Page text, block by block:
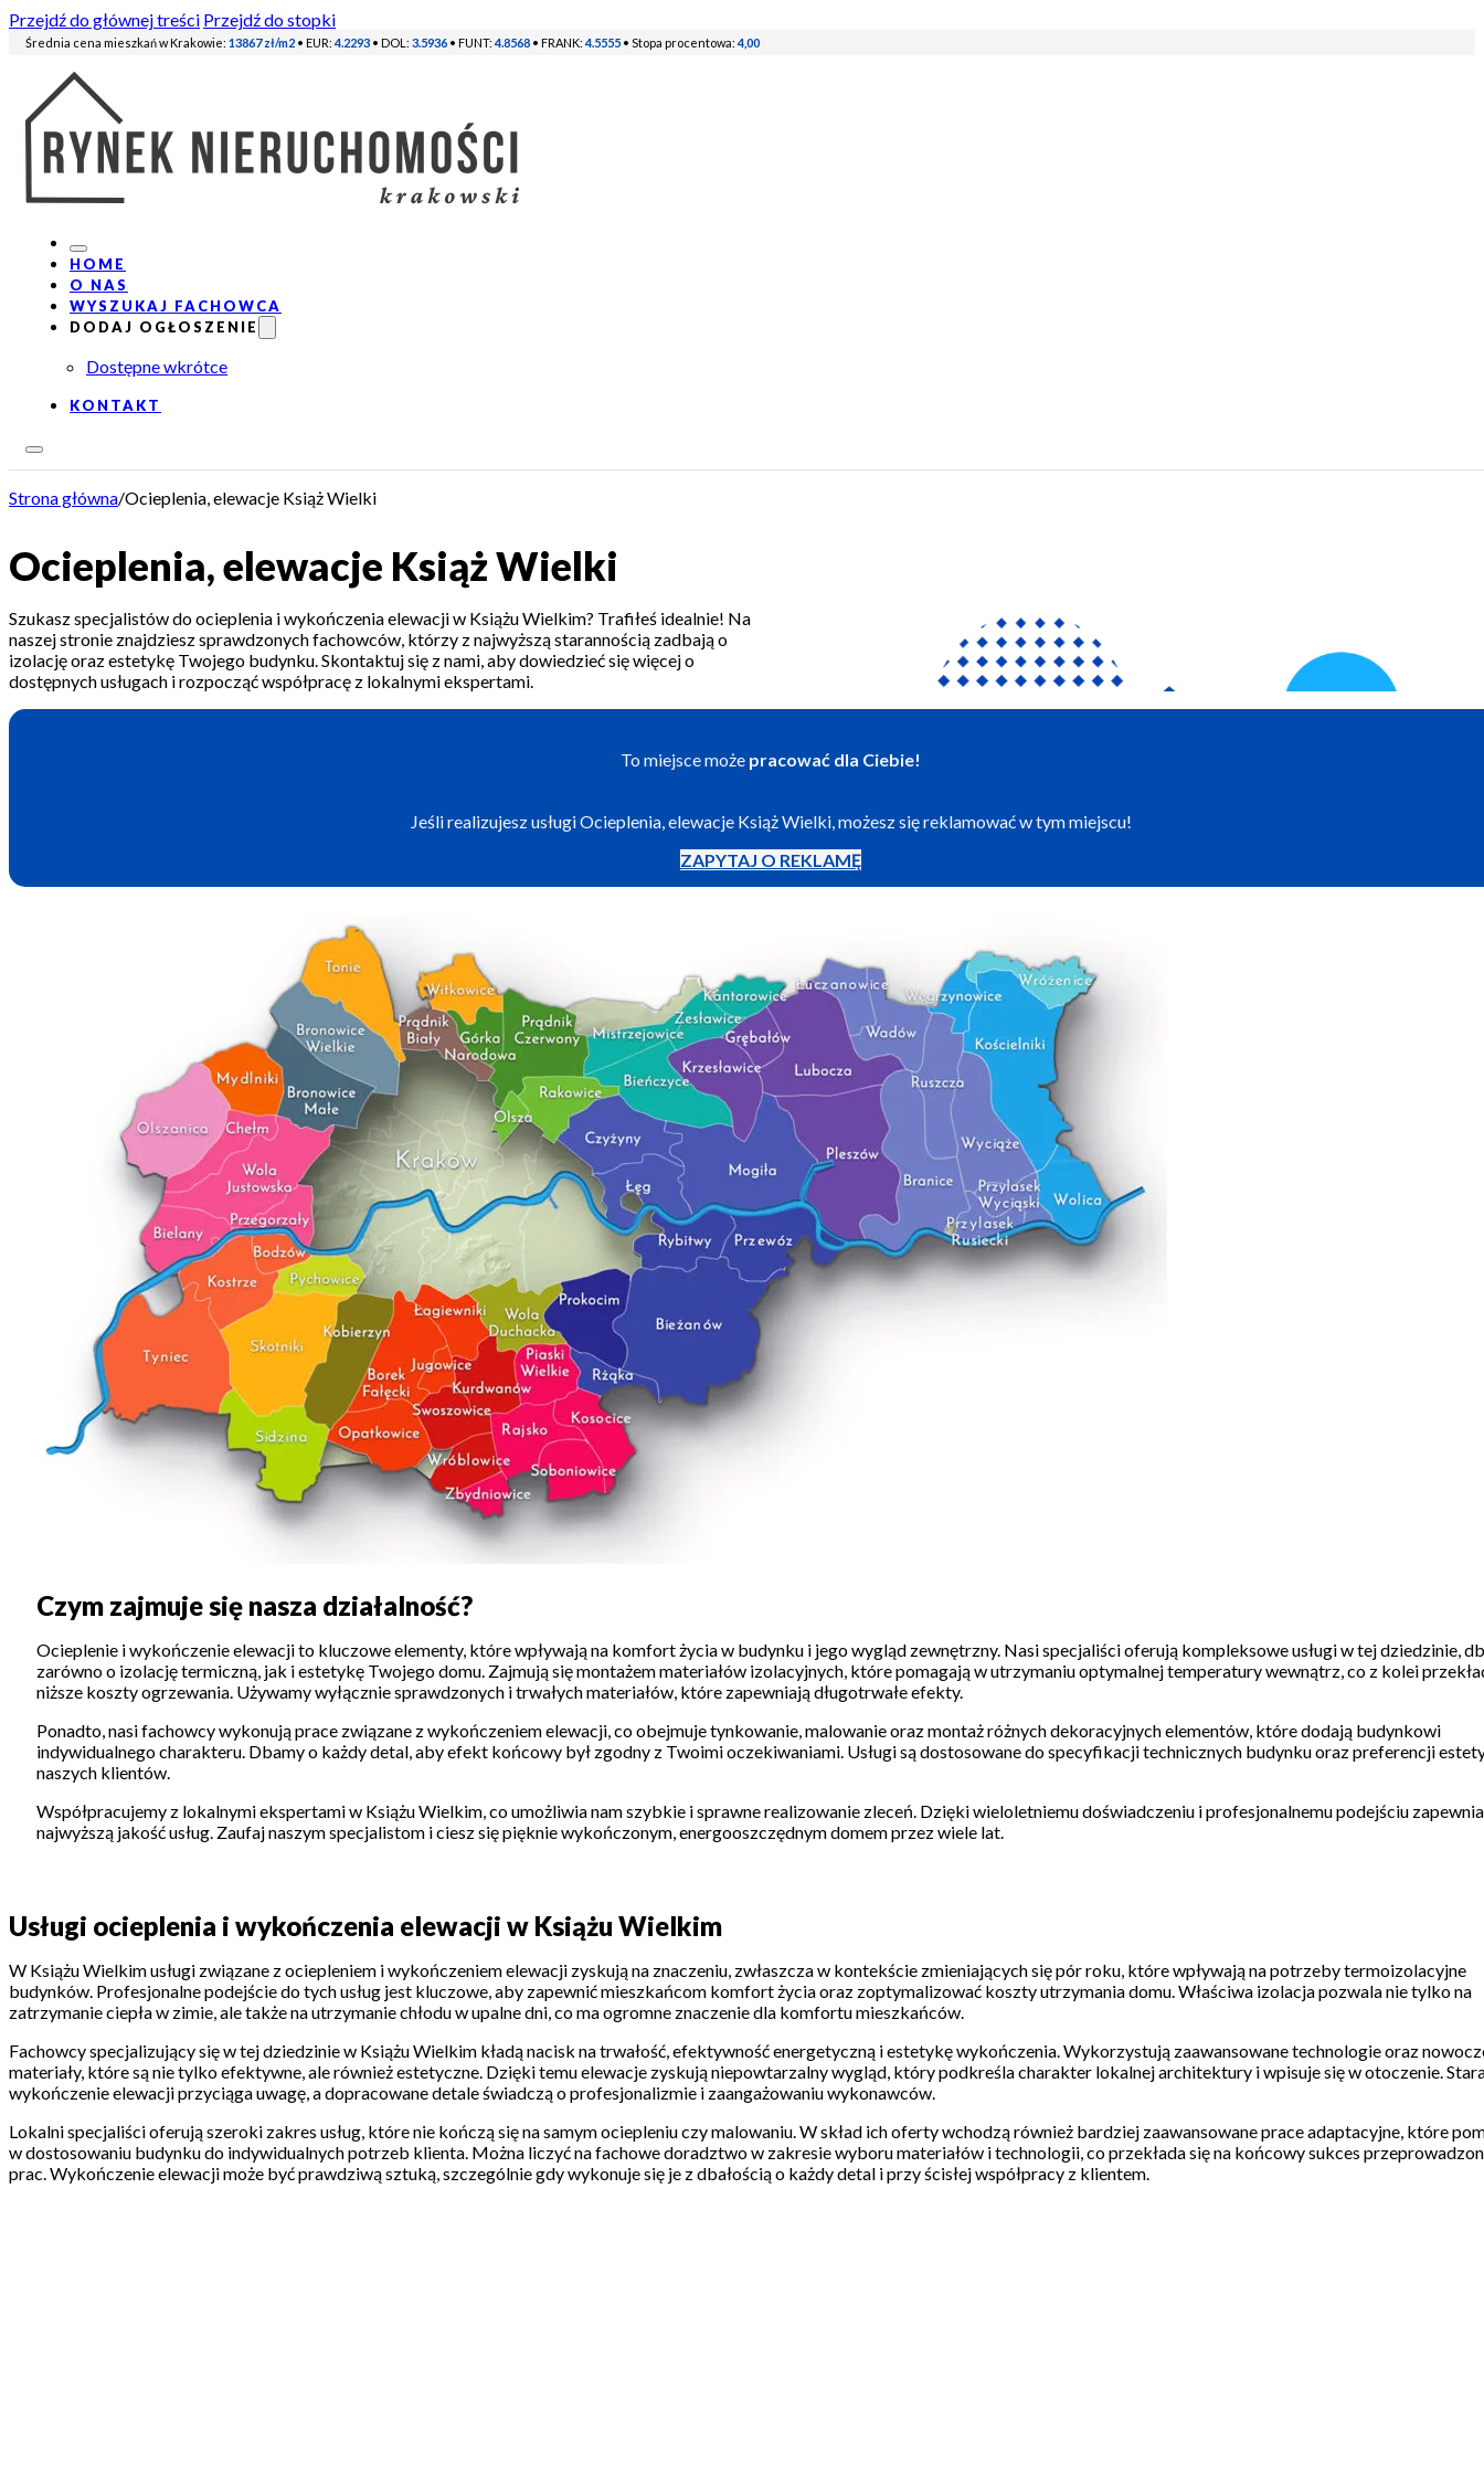
Przejdź do głównej treści Przejdź do stopki
Średnia cena mieszkań w Krakowie: 13867 zł/m2 • EUR: 4.2293 • DOL: 3.5936 • FUNT: 4.8568 • FRANK: 4.5555 • Stopa procentowa: 4,00
HOME
O NAS
WYSZUKAJ FACHOWCA
DODAJ OGŁOSZENIE
Dostępne wkrótce
KONTAKT
Strona główna/Ocieplenia, elewacje Książ Wielki
Ocieplenia, elewacje Książ Wielki
Szukasz specjalistów do ocieplenia i wykończenia elewacji w Książu Wielkim? Trafiłeś idealnie! Na
naszej stronie znajdziesz sprawdzonych fachowców, którzy z najwyższą starannością zadbają o
izolację oraz estetykę Twojego budynku. Skontaktuj się z nami, aby dowiedzieć się więcej o
dostępnych usługach i rozpocząć współpracę z lokalnymi ekspertami.
To miejsce może pracować dla Ciebie!
Jeśli realizujesz usługi Ocieplenia, elewacje Książ Wielki, możesz się reklamować w tym miejscu!
ZAPYTAJ O REKLAMĘ
Czym zajmuje się nasza działalność?
Ocieplenie i wykończenie elewacji to kluczowe elementy, które wpływają na komfort życia w budynku i jego wygląd zewnętrzny. Nasi specjaliści oferują kompleksowe usługi w tej dziedzinie,
zarówno o izolację termiczną, jak i estetykę Twojego domu. Zajmują się montażem materiałów izolacyjnych, które pomagają w utrzymaniu optymalnej temperatury wewnątrz, co z kolei
niższe koszty ogrzewania. Używamy wyłącznie sprawdzonych i trwałych materiałów, które zapewniają długotrwałe efekty.
Ponadto, nasi fachowcy wykonują prace związane z wykończeniem elewacji, co obejmuje tynkowanie, malowanie oraz montaż różnych dekoracyjnych elementów, które dodają budynkowi
indywidualnego charakteru. Dbamy o każdy detal, aby efekt końcowy był zgodny z Twoimi oczekiwaniami. Usługi są dostosowane do specyfikacji technicznych budynku oraz preferencji
naszych klientów.
Współpracujemy z lokalnymi ekspertami w Książu Wielkim, co umożliwia nam szybkie i sprawne realizowanie zleceń. Dzięki wieloletniemu doświadczeniu i profesjonalnemu podejściu
najwyższą jakość usług. Zaufaj naszym specjalistom i ciesz się pięknie wykończonym, energooszczędnym domem przez wiele lat.
Usługi ocieplenia i wykończenia elewacji w Książu Wielkim
W Książu Wielkim usługi związane z ociepleniem i wykończeniem elewacji zyskują na znaczeniu, zwłaszcza w kontekście zmieniających się pór roku, które wpływają na potrzeby termoizolacyjne
budynków. Profesjonalne podejście do tych usług jest kluczowe, aby zapewnić mieszkańcom komfort życia oraz zoptymalizować koszty utrzymania domu. Właściwa izolacja pozwala nie tylko na
zatrzymanie ciepła w zimie, ale także na utrzymanie chłodu w upalne dni, co ma ogromne znaczenie dla komfortu mieszkańców.
Fachowcy specjalizujący się w tej dziedzinie w Książu Wielkim kładą nacisk na trwałość, efektywność energetyczną i estetykę wykończenia. Wykorzystują zaawansowane technologie oraz
materiały, które są nie tylko efektywne, ale również estetyczne. Dzięki temu elewacje zyskują niepowtarzalny wygląd, który podkreśla charakter lokalnej architektury i wpisuje się w otoczenie.
wykończenie elewacji przyciąga uwagę, a dopracowane detale świadczą o profesjonalizmie i zaangażowaniu wykonawców.
Lokalni specjaliści oferują szeroki zakres usług, które nie kończą się na samym ociepleniu czy malowaniu. W skład ich oferty wchodzą również bardziej zaawansowane prace adaptacyjne, które
w dostosowaniu budynku do indywidualnych potrzeb klienta. Można liczyć na fachowe doradztwo w zakresie wyboru materiałów i technologii, co przekłada się na końcowy sukces
prac. Wykończenie elewacji może być prawdziwą sztuką, szczególnie gdy wykonuje się je z dbałością o każdy detal i przy ścisłej współpracy z klientem.